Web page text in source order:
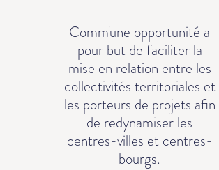
Comm'une opportunité a
pour but de faciliter la
mise en relation entre les
collectivités territoriales et
les porteurs de projets afin
de redynamiser les
centres-villes et centres-
bourgs.